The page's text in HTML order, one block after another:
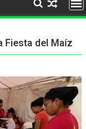
Fiesta del Maíz